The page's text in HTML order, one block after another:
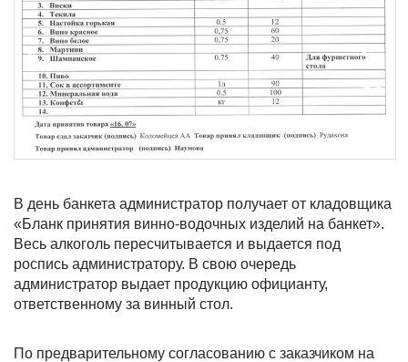
В день банкета администратор получает от кладовщика
«Бланк принятия винно-водочных изделий на банкет».
Весь алкоголь пересчитывается и выдается под
роспись администратору. В свою очередь
администратор выдает продукцию официанту,
ответственному за винный стол.
По предварительному согласованию с заказчиком на